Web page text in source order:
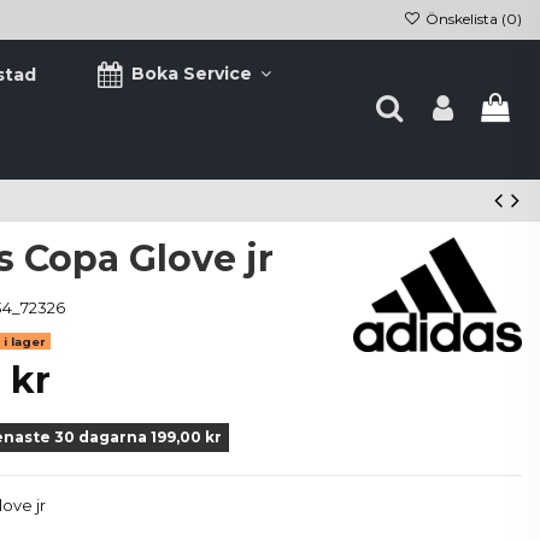
Önskelista (0)
Boka Service
Copa Glove jr
i lager
kr
30 dagarna 199,00 kr
jr